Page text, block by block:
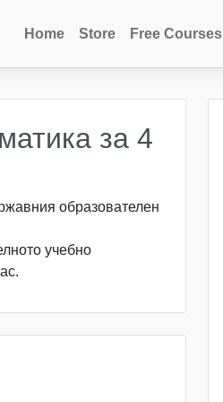
Home Store Free Courses
за 4
образователен
учебно